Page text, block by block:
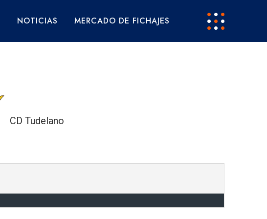
NOTICIAS MERCADO DE FICHAJES
CD Tudelano